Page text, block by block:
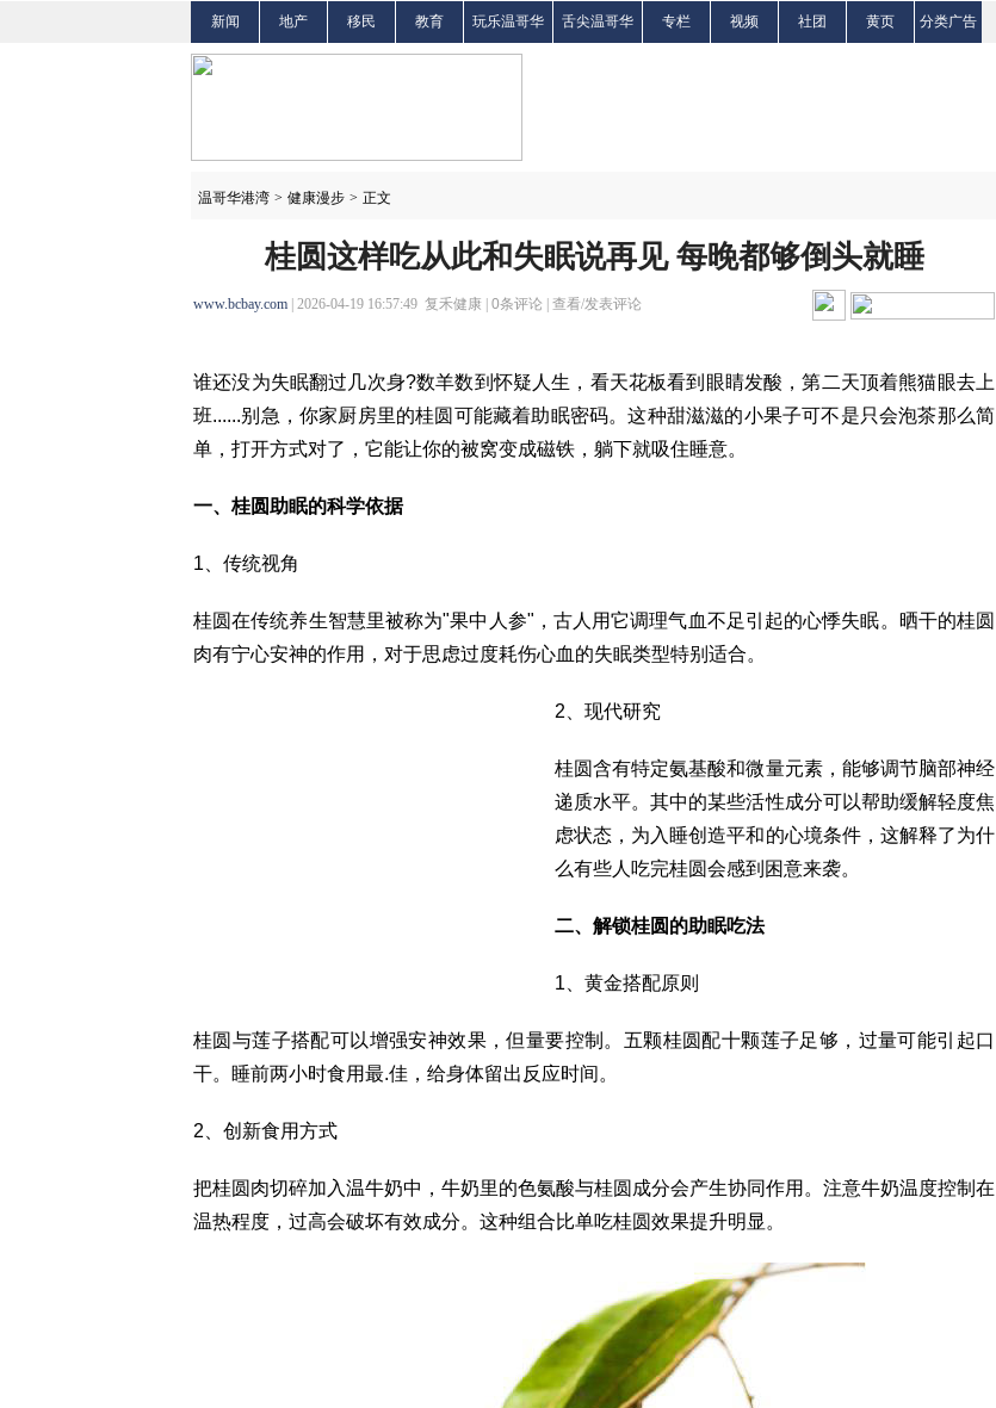
新闻 地产 移民 教育 玩乐温哥华 舌尖温哥华 专栏 视频 社团 黄页 分类广告
温哥华港湾 > 健康漫步 > 正文
桂圆这样吃从此和失眠说再见 每晚都够倒头就睡
www.bcbay.com | 2026-04-19 16:57:49 复禾健康 | 0条评论 | 查看/发表评论
谁还没为失眠翻过几次身?数羊数到怀疑人生，看天花板看到眼睛发酸，第二天顶着熊猫眼去上
班......别急，你家厨房里的桂圆可能藏着助眠密码。这种甜滋滋的小果子可不是只会泡茶那么简
单，打开方式对了，它能让你的被窝变成磁铁，躺下就吸住睡意。
一、桂圆助眠的科学依据
1、传统视角
桂圆在传统养生智慧里被称为"果中人参"，古人用它调理气血不足引起的心悸失眠。晒干的桂圆
肉有宁心安神的作用，对于思虑过度耗伤心血的失眠类型特别适合。
2、现代研究
桂圆含有特定氨基酸和微量元素，能够调节脑部神经
递质水平。其中的某些活性成分可以帮助缓解轻度焦
虑状态，为入睡创造平和的心境条件，这解释了为什
么有些人吃完桂圆会感到困意来袭。
二、解锁桂圆的助眠吃法
1、黄金搭配原则
桂圆与莲子搭配可以增强安神效果，但量要控制。五颗桂圆配十颗莲子足够，过量可能引起口
干。睡前两小时食用最.佳，给身体留出反应时间。
2、创新食用方式
把桂圆肉切碎加入温牛奶中，牛奶里的色氨酸与桂圆成分会产生协同作用。注意牛奶温度控制在
温热程度，过高会破坏有效成分。这种组合比单吃桂圆效果提升明显。